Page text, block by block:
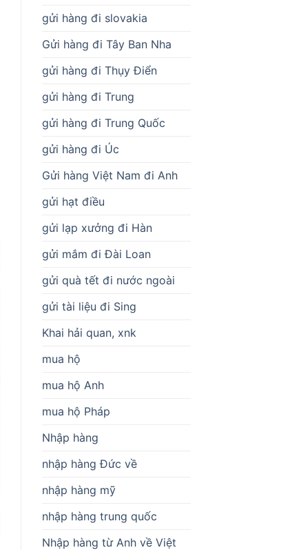
gửi hàng đi slovakia
Gửi hàng đi Tây Ban Nha
gửi hàng đi Thụy Điển
gửi hàng đi Trung
gửi hàng đi Trung Quốc
gửi hàng đi Úc
Gửi hàng Việt Nam đi Anh
gửi hạt điều
gửi lạp xưởng đi Hàn
gửi mắm đi Đài Loan
gửi quà tết đi nước ngoài
gửi tài liệu đi Sing
Khai hải quan, xnk
mua hộ
mua hộ Anh
mua hộ Pháp
Nhập hàng
nhập hàng Đức về
nhập hàng mỹ
nhập hàng trung quốc
Nhập hàng từ Anh về Việt